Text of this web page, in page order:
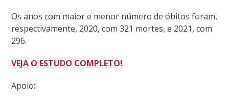
Os anos com maior e menor número de óbitos foram,
respectivamente, 2020, com 321 mortes, e 2021, com
296.
VEJA O ESTUDO COMPLETO!
Apoio: